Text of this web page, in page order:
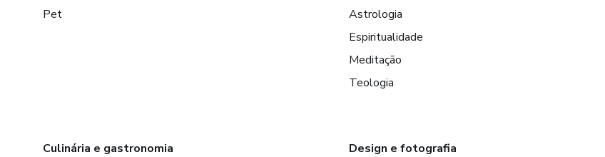
Pet
Astrologia
Espiritualidade
Meditação
Teologia
Culinária e gastronomia
Design e fotografia